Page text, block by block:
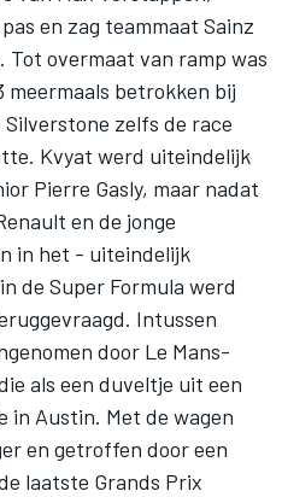
en zag teammaat Sainz
overmaat van ramp was
meermaals betrokken bij
zelfs de race
Kvyat werd uiteindelijk
Pierre Gasly, maar nadat
en de jonge
in het - uiteindelijk
de Super Formula werd
Intussen
door Le Mans-
als een duveltje uit een
in Austin. Met de wagen
en getroffen door een
laatste Grands Prix